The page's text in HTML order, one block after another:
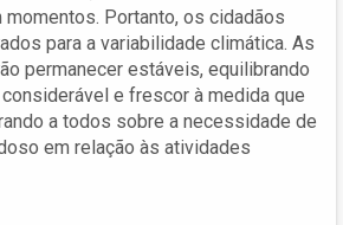
Portanto, os cidadãos
para a variabilidade climática. As
permanecer estáveis, equilibrando
e frescor à medida que
a todos sobre a necessidade de
em relação às atividades